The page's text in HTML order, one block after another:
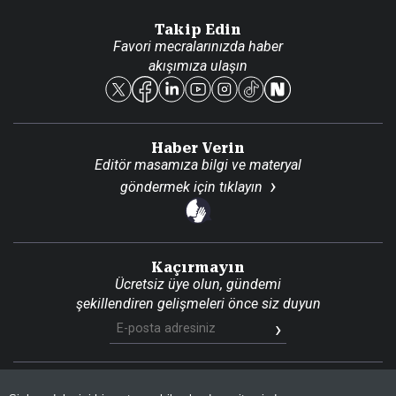
Reklam Ver
Takip Edin
Favori mecralarınızda haber
akışımıza ulaşın
Haber Verin
Editör masamıza bilgi ve materyal
göndermek için tıklayın
Kaçırmayın
Ücretsiz üye olun, gündemi
şekillendiren gelişmeleri önce siz duyun